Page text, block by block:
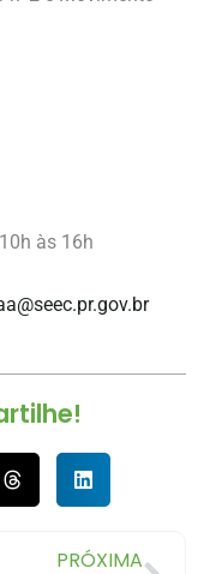
às 16h
PRÓXIMA